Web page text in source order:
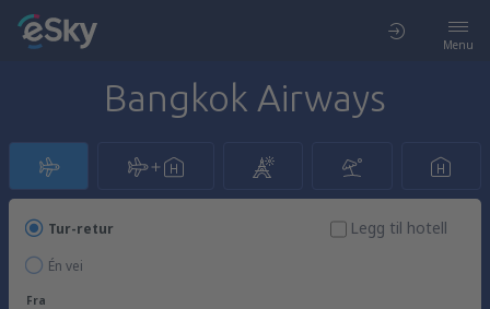
Menu
Bangkok Airways
Tur-retur
Én vei
Legg til hotell
Fra